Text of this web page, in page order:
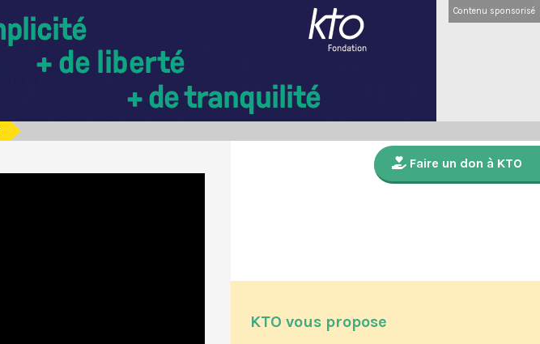
Contenu sponsorisé
Faire un don à KTO
KTO vous propose